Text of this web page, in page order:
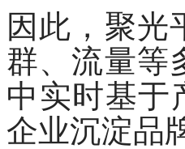
因此，聚光
群、流量等
中实时基于
企业沉淀品